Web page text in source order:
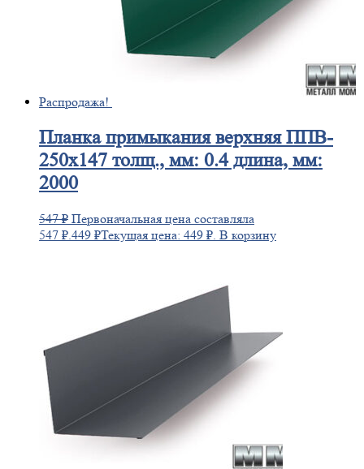
Распродажа!
Планкапримыкания верхняя ППВ-
250х147 толщ., мм: 0.4 длина, мм:
2000
547₽ Первоначальная цена составляла
547 ₽. 449 ₽Текущая цена: 449 ₽. В корзину